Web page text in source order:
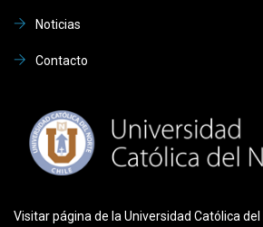
Noticias
Contacto
Visitar página de la Universidad Católica del